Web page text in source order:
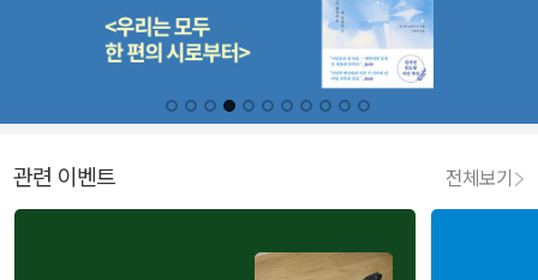
관련 이벤트 전체보기